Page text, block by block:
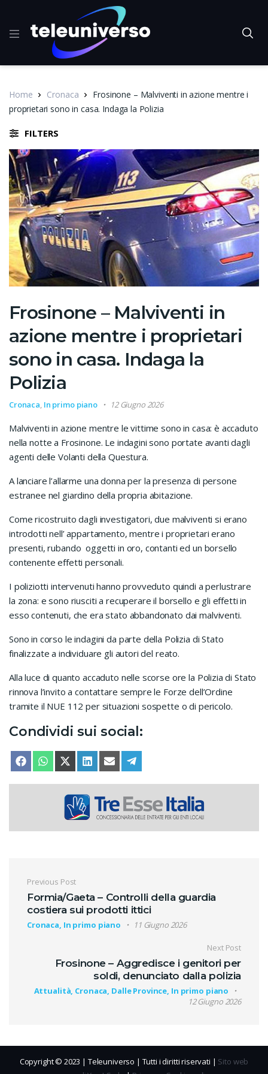
Home Cronaca
Frosinone – Malviventi in azione mentre i
proprietari sono in casa. Indaga la Polizia
FILTERS
Frosinone – Malviventi in
azione mentre i proprietari
sono in casa. Indaga la
Polizia
Cronaca, In primo piano 12 Giugno 2026
Malviventi in azione mentre le vittime sono in casa: è accaduto
nella notte a Frosinone. Le indagini sono portate avanti dagli
agenti delle Volanti della Questura.
A lanciare l’allarme una donna per la presenza di persone
estranee nel giardino della propria abitazione.
Come ricostruito dagli investigatori, due malviventi si erano
introdotti nell’ appartamento, mentre i proprietari erano
presenti, rubando oggetti in oro, contanti ed un borsello
contenente effetti personali.
I poliziotti intervenuti hanno provveduto quindi a perlustrare
la zona: e sono riusciti a recuperare il borsello e gli effetti in
esso contenuti, che era stato abbandonato dai malviventi.
Sono in corso le indagini da parte della Polizia di Stato
finalizzate a individuare gli autori del reato.
Alla luce di quanto accaduto nelle scorse ore la Polizia di Stato
rinnova l’invito a contattare sempre le Forze dell’Ordine
tramite il NUE 112 per situazioni sospette o di pericolo.
Condividi sui social:
SHARE ON
FACEBOOKSHARE ON
WHATSAPPSHARE ON
X (TWITTER)
SHARE ON
LINKEDINSHARE ON
EMAIL
Navigazione articoli
Previous Post
Formia/Gaeta – Controlli della guardia
costiera sui prodotti ittici
Cronaca, In primo piano 11 Giugno 2026
Next Post
Frosinone – Aggredisce i genitori per
soldi, denunciato dalla polizia
Attualità, Cronaca, Dalle Province, In primo piano
12 Giugno 2026
Copyright © 2023 | Teleuniverso | Tutti i diritti riservati | Sito web